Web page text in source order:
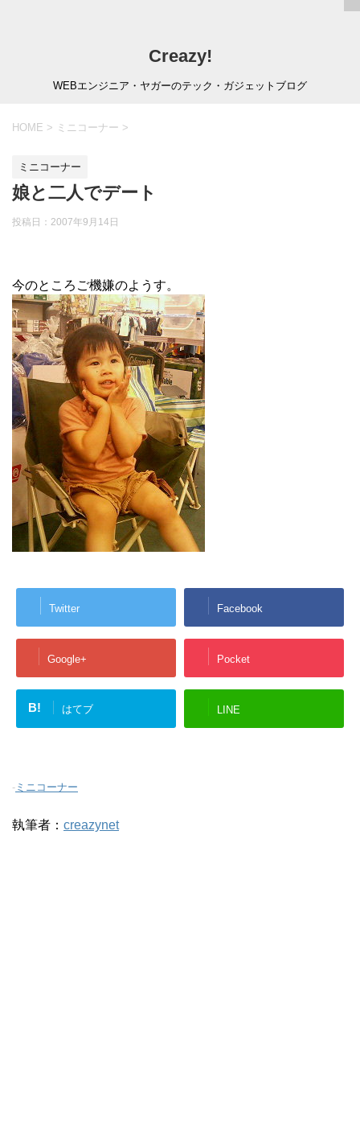
Creazy!
WEBエンジニア・ヤガーのテック・ガジェットブログ
HOME > ミニコーナー >
ミニコーナー
娘と二人でデート
投稿日： 2007年9月14日
今のところご機嫌のようす。
Twitter Facebook
Google+ Pocket
B! はてブ LINE
- ミニコーナー
執筆者： creazynet